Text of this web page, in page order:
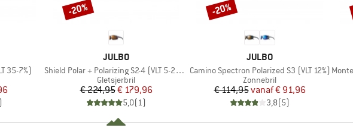
35-7%)
prijs
MERK
JULBO
Artikel
Shield Polar + Polarizing S2-4 (VLT 5-20%)
Productgroep
Gletsjerbril
Prijs
€ 224,95Verlaagde prijs
€ 179,96
5,0(1)
Korting
-20%
MERK
JULBO
Artikel
Camino Spectron Polarized S3 (VLT 12%)
Productgroep
Zonnebril
Prijs
€ 114,95 Verlaagde prijs
vanaf€ 91,96
3,8(5)
Korting
-20%
Artikel